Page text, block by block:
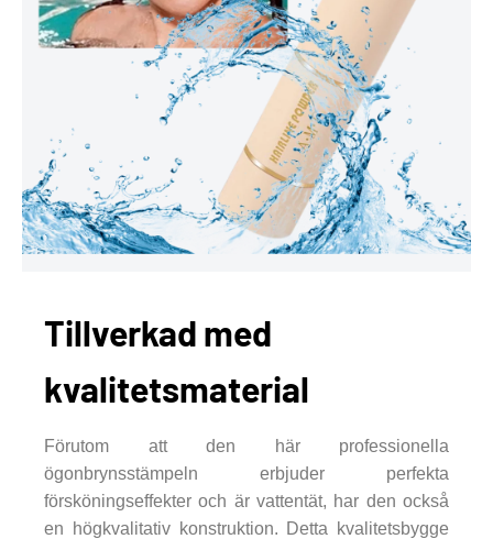
Tillverkad med
kvalitetsmaterial
Förutom att den här professionella
ögonbrynsstämpeln erbjuder perfekta
försköningseffekter och är vattentät, har den också
en högkvalitativ konstruktion. Detta kvalitetsbygge